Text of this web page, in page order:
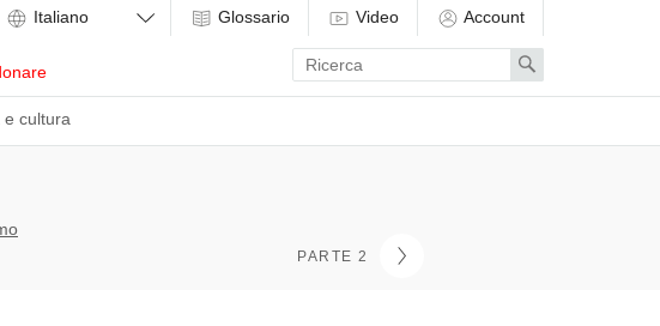
e cultura
Glossario Video Account
Enter
search
term
Search
PARTE 2